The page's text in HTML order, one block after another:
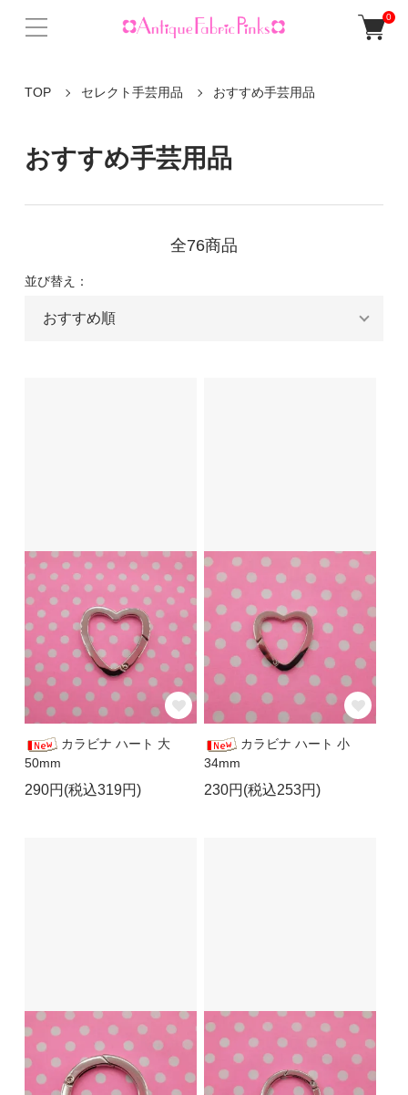
0
TOP セレクト手芸用品 おすすめ手芸用品
おすすめ手芸用品
全76商品
並び替え：
カラビナ ハート 大
50mm
290円(税込319円)
カラビナ ハート 小
34mm
230円(税込253円)